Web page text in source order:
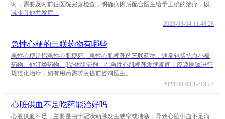
时，需要及时前往医院完善检查，明确病因后配合医生给予正确的治疗，以
减少其他并发症。
2023-08-04 11:48:28
急性心梗的三联药物有哪些
急性心梗是指急性心肌梗死。急性心肌梗死的三联药物，通常包括抗血小板
药物、他汀类药物、β受体阻滞剂。在急性心肌梗死发病期间，应遵医嘱进行
规范化治疗，如有用药需求应提前咨询医生。
2023-08-03 12:19:27
心脏供血不足吃药能治好吗
心脏供血不足，主要是由于冠状动脉发生狭窄或堵塞，导致心脏供血不足而